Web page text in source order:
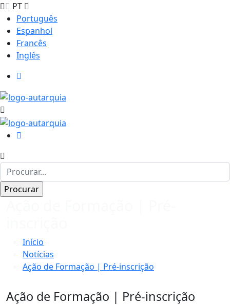
PT
Português
Espanhol
Francês
Inglês
Início
Notícias
Ação de Formação | Pré-inscrição
Ação de Formação | Pré-inscrição